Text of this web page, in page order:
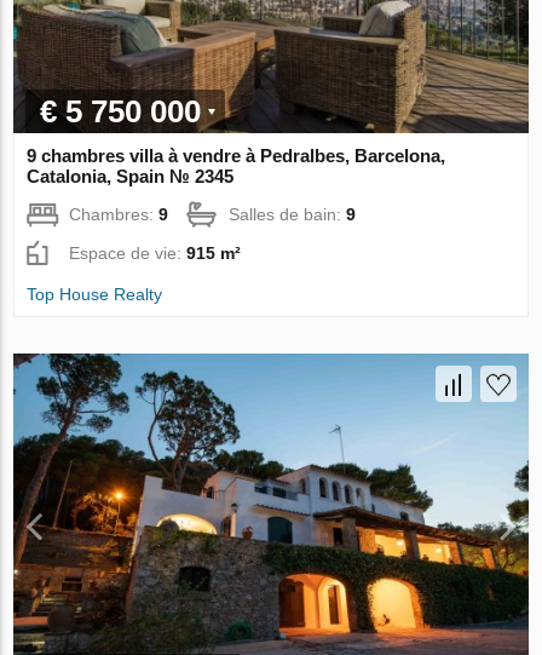
€ 5 750 000
9 chambres villa à vendre à Pedralbes, Barcelona,
Catalonia, Spain № 2345
Chambres:9 Salles de bain:9
Espace de vie:915 m²
Top House Realty